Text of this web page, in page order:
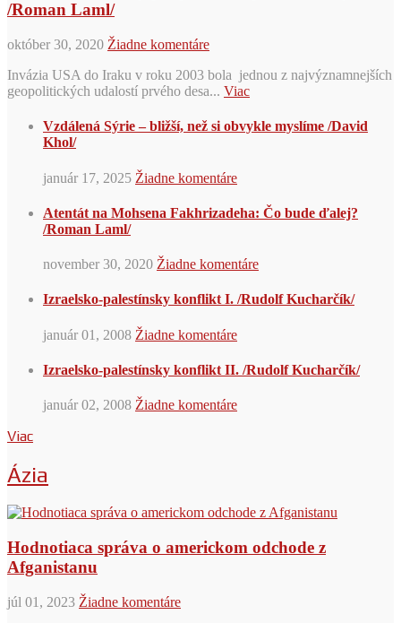
/Roman Laml/
október 30, 2020 Žiadne komentáre
Invázia USA do Iraku v roku 2003 bola jednou z najvýznamnejších
geopolitických udalostí prvého desa... Viac
Vzdálená Sýrie – bližší, než si obvykle myslíme /David
Khol/
január 17, 2025 Žiadne komentáre
Atentát na Mohsena Fakhrizadeha: Čo bude ďalej?
/Roman Laml/
november 30, 2020 Žiadne komentáre
Izraelsko-palestínsky konflikt I. /Rudolf Kucharčík/
január 01, 2008 Žiadne komentáre
Izraelsko-palestínsky konflikt II. /Rudolf Kucharčík/
január 02, 2008 Žiadne komentáre
Viac
Ázia
Hodnotiaca správa o americkom odchode z
Afganistanu
júl 01, 2023 Žiadne komentáre